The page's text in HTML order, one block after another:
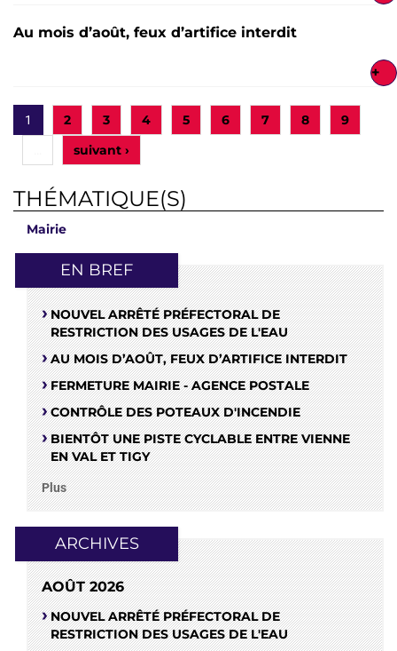
Au mois d’août, feux d’artifice interdit
+
1 2 3 4 5 6 7 8 9
suivant ›
THÉMATIQUE(S)
Mairie
EN BREF
NOUVEL ARRÊTÉ PRÉFECTORAL DE
RESTRICTION DES USAGES DE L'EAU
AU MOIS D’AOÛT, FEUX D’ARTIFICE INTERDIT
FERMETURE MAIRIE - AGENCE POSTALE
CONTRÔLE DES POTEAUX D'INCENDIE
BIENTÔT UNE PISTE CYCLABLE ENTRE VIENNE
EN VAL ET TIGY
Plus
ARCHIVES
AOÛT 2026
NOUVEL ARRÊTÉ PRÉFECTORAL DE
RESTRICTION DES USAGES DE L'EAU